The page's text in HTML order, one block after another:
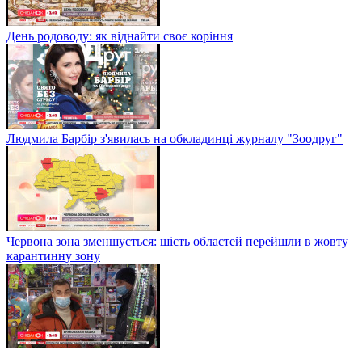
День родоводу: як віднайти своє коріння
Людмила Барбір з'явилась на обкладинці журналу "Зоодруг"
Червона зона зменшується: шість областей перейшли в жовту
карантинну зону